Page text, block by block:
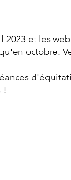
et les
octobre.
!